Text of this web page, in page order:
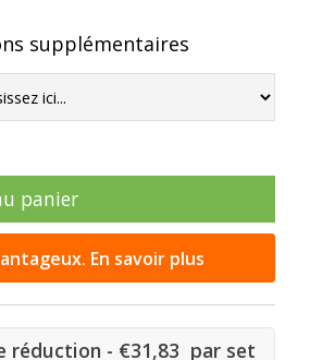
supplémentaires
panier
En savoir plus
réduction - €31,83 par set